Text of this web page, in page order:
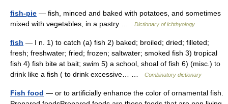
fish-pie — fish, minced and baked with potatoes, and sometimes
mixed with vegetables, in a pastry …
Dictionary of ichthyology
fish — I n. 1) to catch (a) fish 2) baked; broiled; dried; filleted;
fresh; freshwater; fried; frozen; saltwater; smoked fish 3) tropical
fish 4) fish bite at bait; swim 5) a school, shoal of fish 6) (misc.) to
drink like a fish ( to drink excessive… …
Combinatory dictionary
Fish food — or to artificially enhance the color of ornamental fish.